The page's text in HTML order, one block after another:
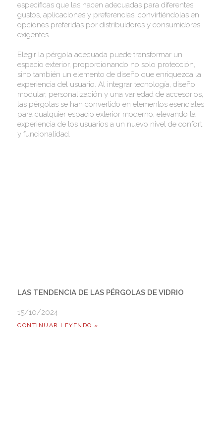
específicas que las hacen adecuadas para diferentes
gustos, aplicaciones y preferencias, convirtiéndolas en
opciones preferidas por distribuidores y consumidores
exigentes.
Elegir la pérgola adecuada puede transformar un
espacio exterior, proporcionando no solo protección,
sino también un elemento de diseño que enriquezca la
experiencia del usuario. Al integrar tecnología, diseño
modular, personalización y una variedad de accesorios,
las pérgolas se han convertido en elementos esenciales
para cualquier espacio exterior moderno, elevando la
experiencia de los usuarios a un nuevo nivel de confort
y funcionalidad.
LAS TENDENCIA DE LAS PÉRGOLAS DE VIDRIO
15/10/2024
CONTINUAR LEYENDO »